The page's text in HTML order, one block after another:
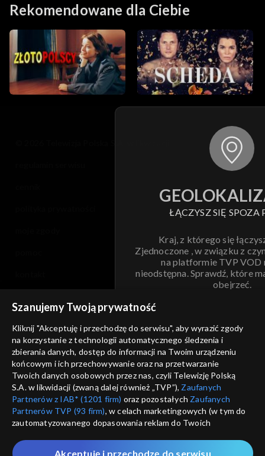
Rekomendowane dla Ciebie
ŁĄCZYSZ SIĘ SPOZA
Kraj, z którego się
Zjednoczone , w związku z
na platformie TVP VOD
nieodstępna. Sprawdź, które
obejrzeć.
ANULUJ
informacje o dostawcy usług
Szanujemy Twoją prywatność
Kliknij "Akceptuję i przechodzę do serwisu", aby wyrazić zgody
na korzystanie z technologii automatycznego śledzenia i
zbierania danych, dostęp do informacji na Twoim urządzeniu
końcowym i ich przechowywanie oraz na przetwarzanie
Twoich danych osobowych przez nas, czyli Telewizję Polską
S.A. w likwidacji (zwaną dalej również „TVP”), Zaufanych
Partnerów z IAB* (1201 firm) oraz pozostałych Zaufanych
Partnerów TVP (93 firm), w celach marketingowych (w tym do
zautomatyzowanego dopasowania reklam do Twoich
które wskazujemy poniżej, a także zgody na udostępnianie
Akceptuję i przechodzę do serwisu